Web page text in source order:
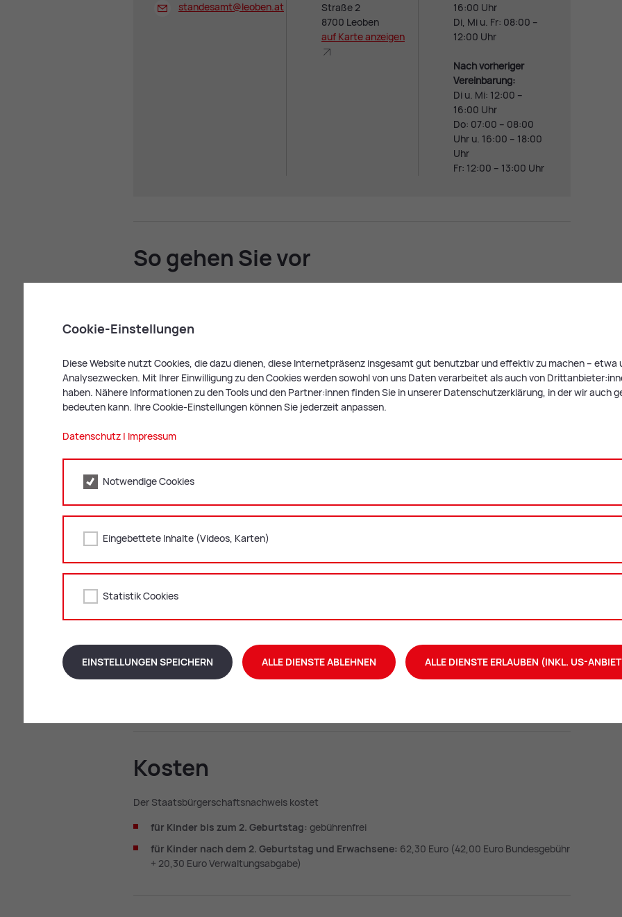
standesamt@leoben.at
Straße 2
8700 Leoben
auf Kar­te an­zei­gen
16:00 Uhr
Di, Mi u. Fr: 08:00 –
12:00 Uhr
Nach vorheriger
Vereinbarung:
Di u. Mi: 12:00 –
16:00 Uhr
Do: 07:00 – 08:00
Uhr u. 16:00 – 18:00
Uhr
Fr: 12:00 – 13:00 Uhr
So ge­hen Sie vor
Wenn Sie im LKH Hochsteiermark entbinden, können Sie das Standesamts-Service der Stadt
Leoben nutzen:
VonMontag bis Freitag von 10:30 bis 11:30 Uhrist eine Standesbeamtin bzw. ein
Standesbeamter im Krankenhaus vor Ort. Sie können dort den Staatsbürgerschaftsnachweis und
dieGe­burts­ur­kun­defür Ihr Kind ausstellen lassen sowie den Wohn­sitzIhres Kindes anmelden.
digital per
Er­for­der­li­che Do­ku­men­te
Für ehelich geborene Kinder bis 18 Jahre
Kos­ten
Der Staatsbürgerschaftsnachweis kostet
für Kinder bis zum 2. Geburtstag: gebührenfrei
für Kinder nach dem 2. Geburtstag und Erwachsene: 62,30 Euro (42,00 Euro Bundesgebühr
+ 20,30 Euro Verwaltungsabgabe)
Cookie-Einstellungen
Diese Website nutzt Cookies, die dazu dienen, diese Internetpräsenz insgesamt gut benutzbar und effektiv zu machen –
Analysezwecken. Mit Ihrer Einwilligung zu den Cookies werden sowohl von uns Daten verarbeitet als auch von
haben. Nähere Informationen zu den Tools und den Partner:innen finden Sie in unserer Datenschutzerklärung, in der wir auch
bedeuten kann. Ihre Cookie-Einstellungen können Sie jederzeit anpassen.
Datenschutz| Impressum
Notwendige Cookies
Eingebettete Inhalte (Videos, Karten)
Statistik Cookies
EINSTELLUNGEN SPEICHERN ALLE DIENSTE ABLEHNEN ALLE DIENSTE ERLAUBEN (INKL. US-